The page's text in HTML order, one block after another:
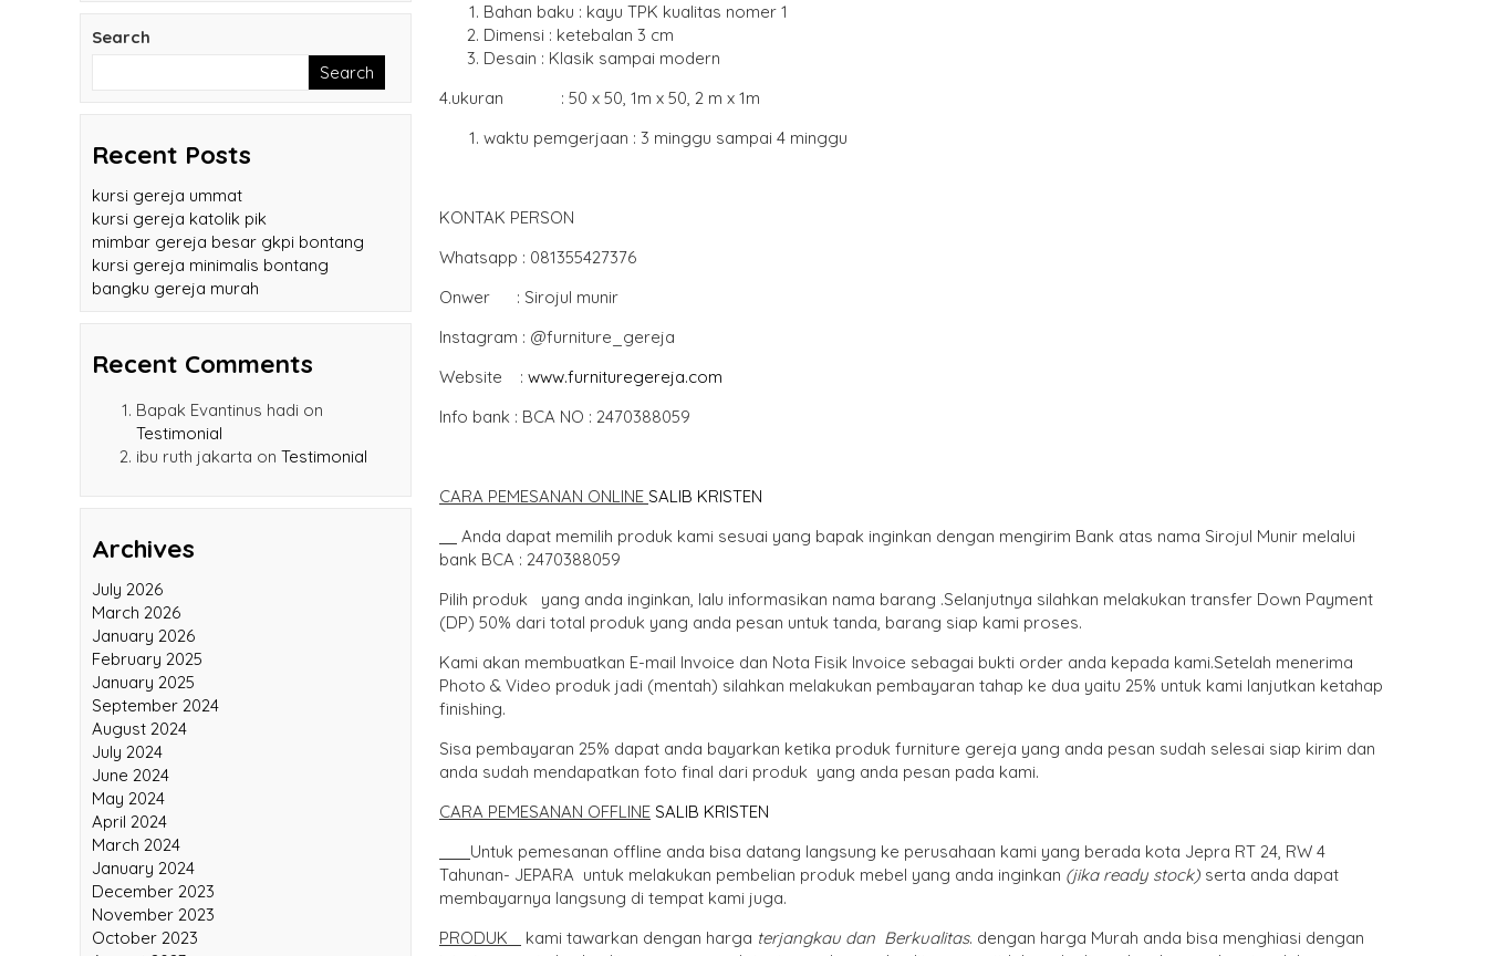
Bahan baku : kayu TPK kualitas nomer 1
Dimensi : ketebalan 3 cm
Desain : Klasik sampai modern
4.ukuran : 50 x 50, 1m x 50, 2 m x 1m
waktu pemgerjaan : 3 minggu sampai 4 minggu
KONTAK PERSON
Whatsapp : 081355427376
Onwer : Sirojul munir
Instagram : @furniture_gereja
Website : www.furnituregereja.com
Info bank : BCA NO : 2470388059
CARA PEMESANAN ONLINE SALIB KRISTEN
Anda dapat memilih produk kami sesuai yang bapak inginkan dengan mengirim Bank atas nama Sirojul Munir melalui
bank BCA : 2470388059
Pilih produk yang anda inginkan, lalu informasikan nama barang .Selanjutnya silahkan melakukan transfer Down Payment
(DP) 50% dari total produk yang anda pesan untuk tanda, barang siap kami proses.
Kami akan membuatkan E-mail Invoice dan Nota Fisik Invoice sebagai bukti order anda kepada kami.Setelah menerima
Photo & Video produk jadi (mentah) silahkan melakukan pembayaran tahap ke dua yaitu 25% untuk kami lanjutkan ketahap
finishing.
Sisa pembayaran 25% dapat anda bayarkan ketika produk furniture gereja yang anda pesan sudah selesai siap kirim dan
anda sudah mendapatkan foto final dari produk yang anda pesan pada kami.
CARA PEMESANAN OFFLINE SALIB KRISTEN
Untuk pemesanan offline anda bisa datang langsung ke perusahaan kami yang berada kota Jepra RT 24, RW 4
Tahunan- JEPARA untuk melakukan pembelian produk mebel yang anda inginkan (jika ready stock) serta anda dapat
membayarnya langsung di tempat kami juga.
PRODUK
kami tawarkan dengan harga terjangkau dan Berkualitas. dengan harga Murah anda bisa menghiasi dengan
Search
Search
Recent Posts
kursi gereja ummat
kursi gereja katolik pik
mimbar gereja besar gkpi bontang
kursi gereja minimalis bontang
bangku gereja murah
Recent Comments
Bapak Evantinus hadi on
Testimonial
ibu ruth jakarta on Testimonial
Archives
July 2026
March 2026
January 2026
February 2025
January 2025
September 2024
August 2024
July 2024
June 2024
May 2024
April 2024
March 2024
January 2024
December 2023
November 2023
October 2023